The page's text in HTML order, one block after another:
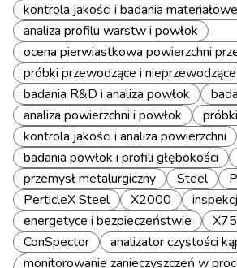
kontrola jakości i badania materiałowe
analiza profilu warstw i powłok
ocena pierwiastkowa powierzchni
próbki przewodzące i nieprzewodzące
badania R&D i analiza powłok
analiza powierzchni i powłok
kontrola jakości i analiza powierzchni
badania powłok i profili głębokości
przemysł metalurgiczny
Steel
PerticleX Steel
X2000
energetyce i bezpieczeństwie
ConSpector
analizator czystości
monitorowanie zanieczyszczeń w